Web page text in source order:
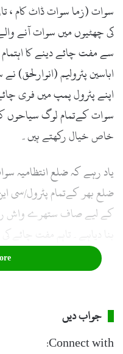
کی چھٹیوں میں سوات آنے
سے مفت چائے دینے کا
اباسین پٹرولیم (انوارلحق)
اپنے پٹرول پمپ میں فری
سوات کےتمام لوگ سیاحوں
خاص خیال رکھتے ہیں۔
یاد رہے کہ ضلع انتظامیہ
ضلع بھر کےتمام پٹرول/سی
کے لیے صاف ستھرے واش
بنا دیاہے۔تاہم مفت چائے
سوات کی مہمان نوازی کا
جواب دیں
Connect with: